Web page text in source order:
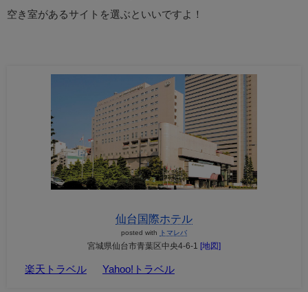
空き室があるサイトを選ぶといいですよ！
仙台国際ホテル
posted with トマレバ
宮城県仙台市青葉区中央4-6-1 [地図]
楽天トラベル Yahoo!トラベル